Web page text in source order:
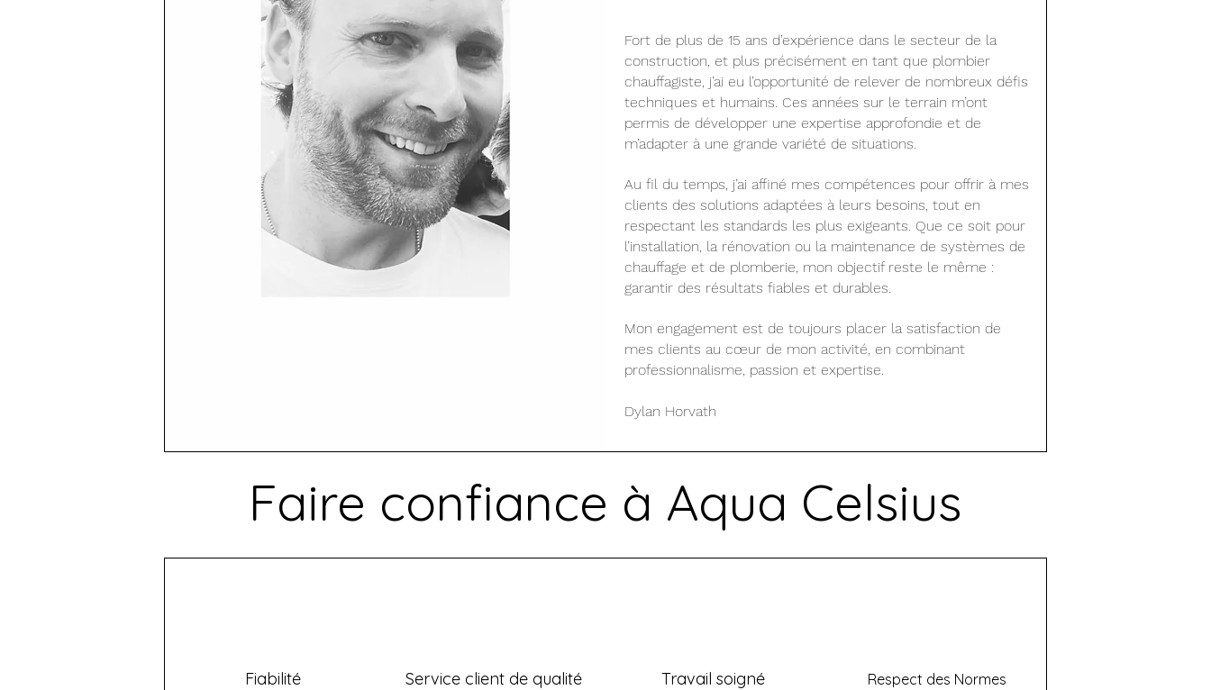
Fort de plus de 15 ans d’expérience dans le secteur de la
construction, et plus précisément en tant que plombier
chauffagiste, j’ai eu l’opportunité de relever de nombreux défis
techniques et humains. Ces années sur le terrain m’ont
permis de développer une expertise approfondie et de
m’adapter à une grande variété de situations.
Au fil du temps, j’ai affiné mes compétences pour offrir à mes
clients des solutions adaptées à leurs besoins, tout en
respectant les standards les plus exigeants. Que ce soit pour
l’installation, la rénovation ou la maintenance de systèmes de
chauffage et de plomberie, mon objectif reste le même :
garantir des résultats fiables et durables.
Mon engagement est de toujours placer la satisfaction de
mes clients au cœur de mon activité, en combinant
professionnalisme, passion et expertise.
Dylan Horvath
Faire confiance à Aqua Celsius
Fiabilité Service client de qualité Travail soigné Respect des Normes